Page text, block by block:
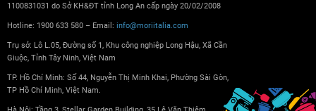
1100831031 do Sở KH&ĐT tỉnh Long An cấp ngày 20/02/2008
Hotline: 1900 633 580 – Email: info@moriitalia.com
Trụ sở: Lô L.05, Đường số 1, Khu công nghiệp Long Hậu, Xã Cần
Giuộc, Tỉnh Tây Ninh, Việt Nam
TP. Hồ Chí Minh: Số 44, Nguyễn Thị Minh Khai, Phường Sài Gòn,
TP Hồ Chí Minh, Việt Nam.